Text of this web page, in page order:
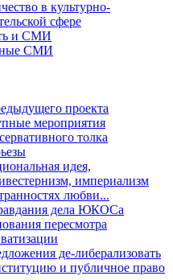
в культурно-
сфере
и СМИ
СМИ
проекта
мероприятия
толка
идея,
империализм
любви...
дела ЮКОСа
пересмотра
де-либерализовать
и публичное право